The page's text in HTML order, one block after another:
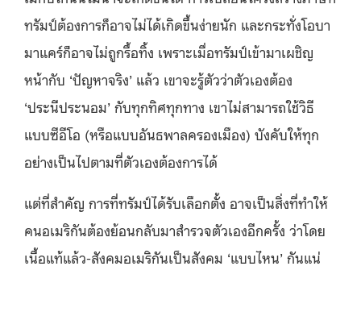
ทรัมป์ต้องการก็อาจไม่ได้เกิดขึ้นง่ายนัก และกระทั่งโอบา
มาแคร์ก็อาจไม่ถูกรื้อทิ้ง เพราะเมื่อทรัมป์เข้ามาเผชิญ
หน้ากับ ‘ปัญหาจริง’ แล้ว เขาจะรู้ตัวว่าตัวเองต้อง
‘ประนีประนอม’ กับทุกทิศทุกทาง เขาไม่สามารถใช้วิธี
แบบซีอีโอ (หรือแบบอันธพาลครองเมือง) บังคับให้ทุก
อย่างเป็นไปตามที่ตัวเองต้องการได้
แต่ที่สำคัญ การที่ทรัมป์ได้รับเลือกตั้ง อาจเป็นสิ่งที่ทำให้
คนอเมริกันต้องย้อนกลับมาสำรวจตัวเองอีกครั้ง ว่าโดย
เนื้อแท้แล้ว-สังคมอเมริกันเป็นสังคม ‘แบบไหน’ กันแน่